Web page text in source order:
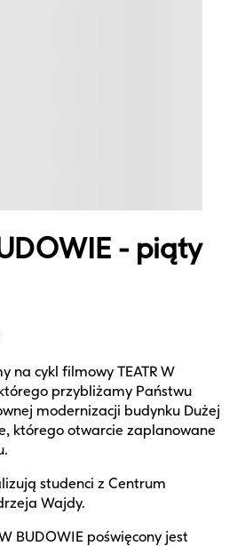
- piąty
na cykl filmowy TEATR W
przybliżamy Państwu
modernizacji budynku Dużej
którego otwarcie zaplanowane
studenci z Centrum
Wajdy.
BUDOWIE poświęcony jest